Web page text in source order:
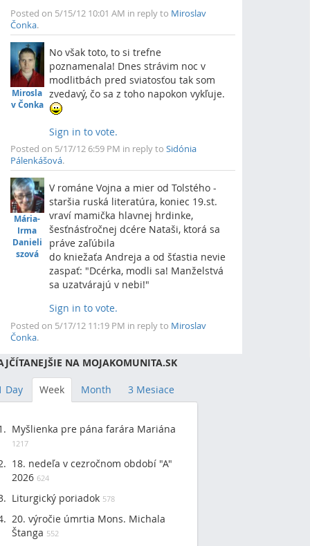
Posted on 5/15/12 10:01 AM in reply to Miroslav
Čonka.
Mirosla
v Čonka
No však toto, to si trefne
poznamenala! Dnes strávim noc v
modlitbách pred sviatosťou tak som
zvedavý, čo sa z toho napokon vykľuje.
Sign in to vote.
Posted on 5/17/12 6:59 PM in reply to Sidónia
Pálenkášová.
Mária-
Irma
Danieli
szová
V románe Vojna a mier od Tolstého -
staršia ruská literatúra, koniec 19.st.
vraví mamička hlavnej hrdinke,
šesťnásťročnej dcére Nataši, ktorá sa
práve zaľúbila
do kniežaťa Andreja a od šťastia nevie
zaspať: "Dcérka, modli sa! Manželstvá
sa uzatvárajú v nebi!"
Sign in to vote.
Posted on 5/17/12 11:19 PM in reply to Miroslav
Čonka.
NA MOJAKOMUNITA.SK
Day Week Month 3 Mesiace
Myšlienka pre pána farára Mariána
1217
18. nedeľa v cezročnom období "A"
2026 624
Liturgický poriadok 578
20. výročie úmrtia Mons. Michala
Štanga 552